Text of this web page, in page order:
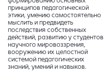
принципов педагогической
этики, умению самостоятельно
мыслить и предвидеть
последствия собственных
действий, развитию у студентов
научного мировоззрения,
вооружению их целостной
системой педагогических
знаний, умений и навыков.